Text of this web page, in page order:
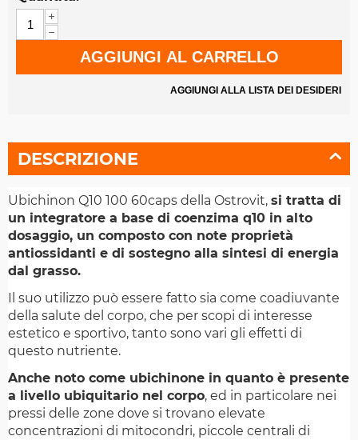
+
−
AGGIUNGI AL CARRELLO
AGGIUNGI ALLA LISTA DEI DESIDERI
DESCRIZIONE
Ubichinon Q10 100 60caps della Ostrovit, si tratta di
un integratore a base di coenzima q10 in alto
dosaggio, un composto con note proprietà
antiossidanti e di sostegno alla sintesi di energia
dal grasso.
Il suo utilizzo può essere fatto sia come coadiuvante
della salute del corpo, che per scopi di interesse
estetico e sportivo, tanto sono vari gli effetti di
questo nutriente.
Anche noto come ubichinone in quanto è presente
a livello ubiquitario nel corpo, ed in particolare nei
pressi delle zone dove si trovano elevate
concentrazioni di mitocondri, piccole centrali di